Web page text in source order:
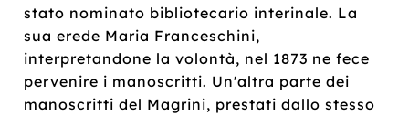
stato nominato bibliotecario interinale. La
sua erede Maria Franceschini,
interpretandone la volontà, nel 1873 ne fece
pervenire i manoscritti. Un'altra parte dei
manoscritti del Magrini, prestati dallo stesso